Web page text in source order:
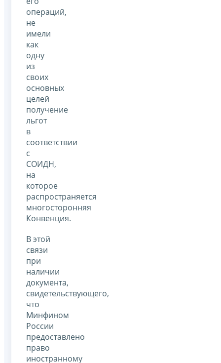
операций,
не
имели
как
одну
из
своих
основных
целей
получение
льгот
в
соответствии
с
СОИДН,
на
которое
распространяется
многосторонняя
Конвенция.
В этой
связи
при
наличии
документа,
свидетельствующего,
что
Минфином
России
предоставлено
право
иностранному